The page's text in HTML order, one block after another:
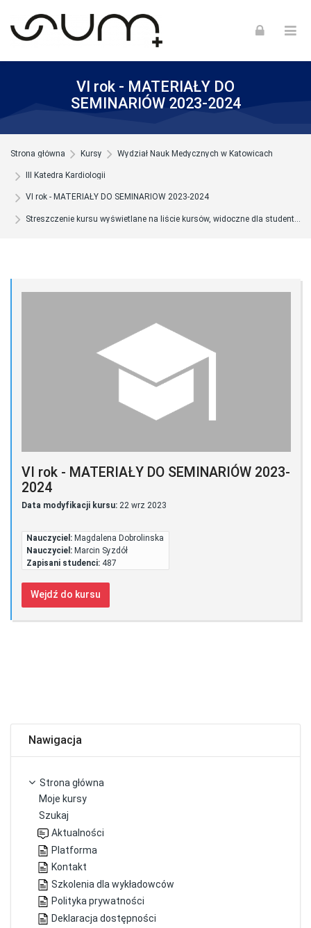
VI rok - MATERIAŁY DO
SEMINARIÓW 2023-2024
Strona główna Kursy Wydział Nauk Medycznych w Katowicach
III Katedra Kardiologii
VI rok - MATERIAŁY DO SEMINARIÓW 2023-2024
VI rok - MATERIAŁY DO SEMINARIÓW 2023-
2024
Data modyfikacji kursu: 22 wrz 2023
Nauczyciel: Magdalena Dobrolinska
Nauczyciel: Marcin Syzdół
Zapisani studenci: 487
Wejdź do kursu
Nawigacja
Strona główna
Moje kursy
Szukaj
Aktualności
Platforma
Kontakt
Szkolenia dla wykładowców
Polityka prywatności
Deklaracja dostępności